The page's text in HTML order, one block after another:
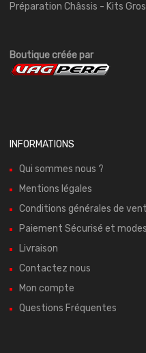
Préparation Châssis - Kits
Boutique créée par
INFORMATIONS
Qui sommes nous ?
Mentions légales
Conditions générales de
Paiement Sécurisé et
Livraison
Contactez nous
Mon compte
Questions Fréquentes